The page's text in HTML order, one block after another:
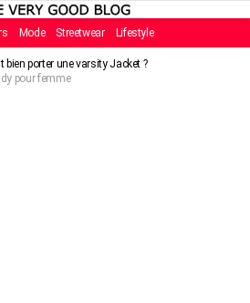
Mode Streetwear Lifestyle
bien porter une varsity Jacket ?
pour femme